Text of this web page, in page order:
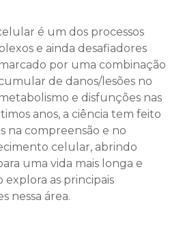
é um dos processos
e ainda desafiadores
por uma combinação
de danos/lesões no
e disfunções nas
anos, a ciência tem feito
na compreensão e no
celular, abrindo
uma vida mais longa e
explora as principais
nessa área.